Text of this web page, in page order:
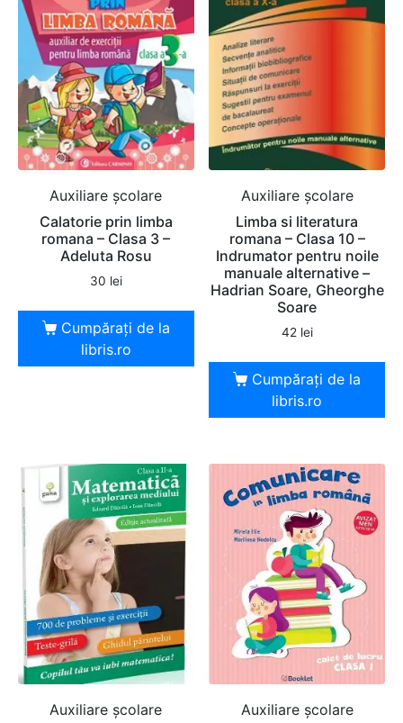
Auxiliare şcolare
Calatorie prin limba
romana – Clasa 3 –
Adeluta Rosu
30 lei
Cumpărați de la
libris.ro
Auxiliare şcolare
Limba si literatura
romana – Clasa 10 –
Indrumator pentru noile
manuale alternative –
Hadrian Soare, Gheorghe
Soare
42 lei
Cumpărați de la
libris.ro
Auxiliare şcolare Auxiliare şcolare